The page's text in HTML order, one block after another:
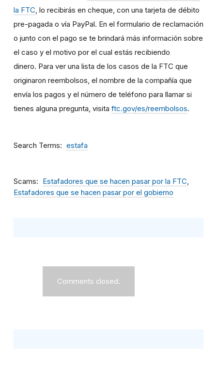
la FTC, lo recibirás en cheque, con una tarjeta de débito
pre-pagada o vía PayPal. En el formulario de reclamación
o junto con el pago se te brindará más información sobre
el caso y el motivo por el cual estás recibiendo
dinero. Para ver una lista de los casos de la FTC que
originaron reembolsos, el nombre de la compañía que
envía los pagos y el número de teléfono para llamar si
tienes alguna pregunta, visita ftc.gov/es/reembolsos.
Search Terms estafa
Scams
Estafadores que se hacen pasar por la FTC
Estafadores que se hacen pasar por el gobierno
Comments closed.